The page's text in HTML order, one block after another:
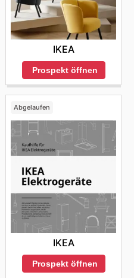
IKEA
Prospekt öffnen
Abgelaufen
IKEA
Prospekt öffnen